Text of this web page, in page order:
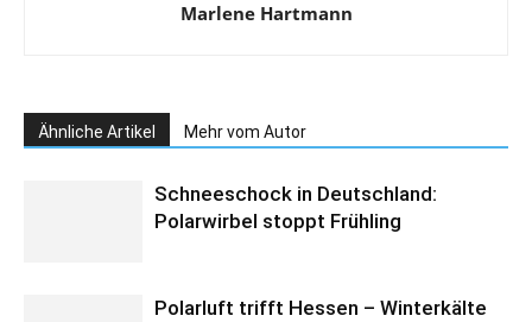
Marlene Hartmann
Ähnliche Artikel Mehr vom Autor
Schneeschock in Deutschland:
Polarwirbel stoppt Frühling
Polarluft trifft Hessen – Winterkälte